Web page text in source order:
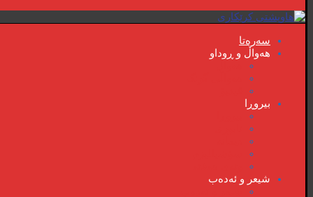
سەرەتا
هەواڵ و ڕوداو
بیروڕا
شیعر و ئەدەب